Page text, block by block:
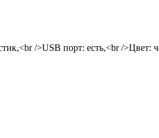
/>USB порт: есть,<br />Цвет: